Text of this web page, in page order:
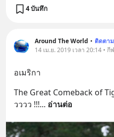
4 บันทึก
Around The World • ติดตาม
14 เม.ย. 2019 เวลา 20:14 • กี
อเมริกา
The Great Comeback of
วววว !!!... อ่านต่อ